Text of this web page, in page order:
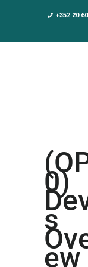
+352 20
DPO AS A
NOUS
ACTUALITÉS
0)
s
ew